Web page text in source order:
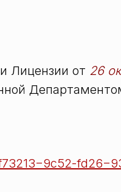
Лицензии от 26